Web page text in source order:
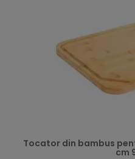
Tocator din bambus
cm